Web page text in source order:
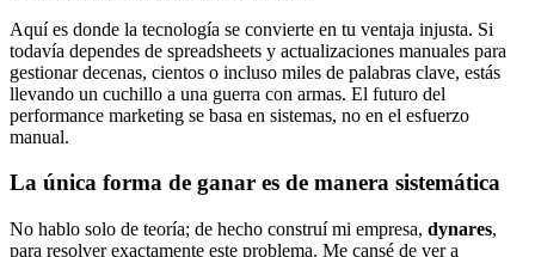
Aquí es donde la tecnología se convierte en tu ventaja injusta. Si
todavía dependes de spreadsheets y actualizaciones manuales para
gestionar decenas, cientos o incluso miles de palabras clave, estás
llevando un cuchillo a una guerra con armas. El futuro del
performance marketing se basa en sistemas, no en el esfuerzo
manual.
La única forma de ganar es de manera sistemática
No hablo solo de teoría; de hecho construí mi empresa, dynares,
para resolver exactamente este problema. Me cansé de ver a